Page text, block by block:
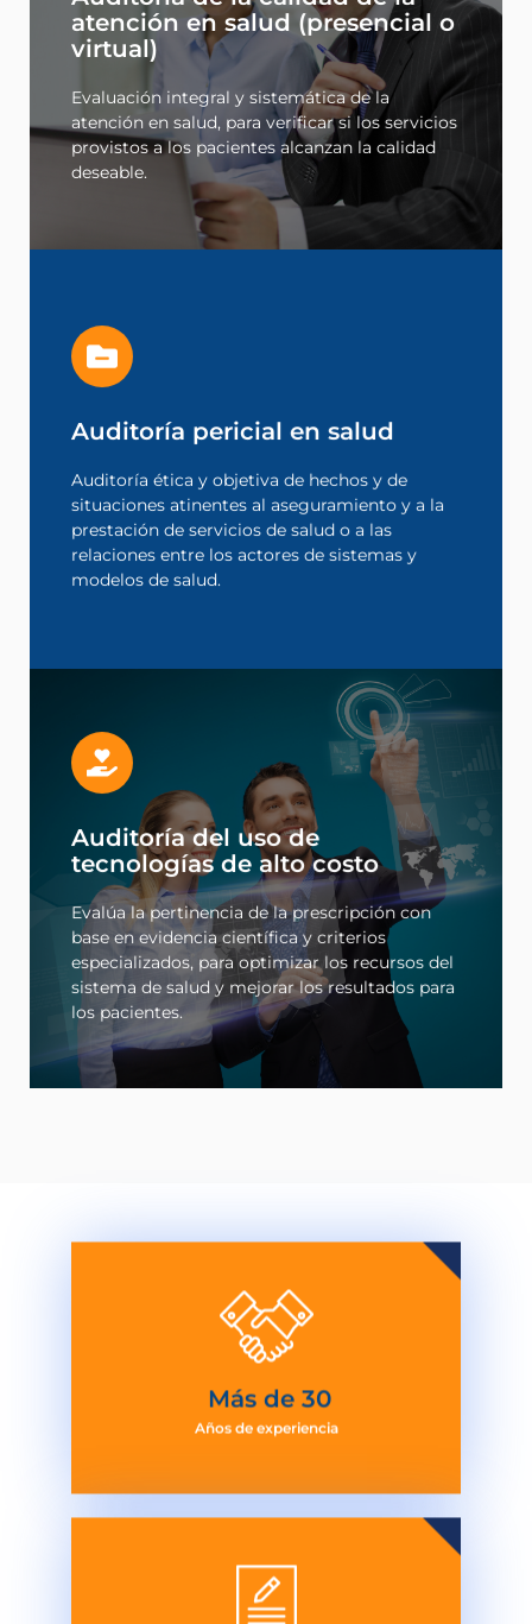
atención en salud (presencial o
virtual)
Evaluación integral y sistemática de la
atención en salud, para verificar si los servicios
provistos a los pacientes alcanzan la calidad
deseable.
Auditoría de la calidad de la
atención en salud (presencial o
virtual)
Evaluación integral y sistemática de la
atención en salud, para verificar si los servicios
provistos a los pacientes alcanzan la calidad
deseable y para generar información de valor
Auditoría pericial en salud
Auditoría ética y objetiva de hechos y de
situaciones atinentes al aseguramiento y a la
prestación de servicios de salud o a las
relaciones entre los actores de sistemas y
modelos de salud.
Auditoría pericial en salud
Auditoría ética y objetiva de hechos y de
situaciones atinentes al aseguramiento y a la
prestación de servicios de salud o a las
relaciones entre los actores de sistemas y
modelos de salud.
Leer más
Auditoría del uso de
tecnologías de alto costo
Evalúa la pertinencia de la prescripción con
base en evidencia científica y criterios
especializados, para optimizar los recursos del
sistema de salud y mejorar los resultados para
los pacientes.
Auditoría del uso de
tecnologías de alto costo
Evalúa la pertinencia de la prescripción con
base en evidencia científica y criterios
especializados, para optimizar los recursos del
sistema de salud y mejorar los resultados para
los pacientes.
Leer más
Años de experiencia
Más de 30